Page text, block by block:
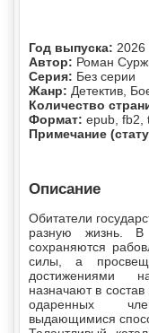
Год выпуска: 2026
Автор: Роман
Серия: Без серии
Жанр: Детектив,
Количество
Формат: epub, fb2,
Примечание
Описание
Обитатели
разную жизнь.
сохраняются
силы, а
достижениями
назначают в
одаренных
выдающимися